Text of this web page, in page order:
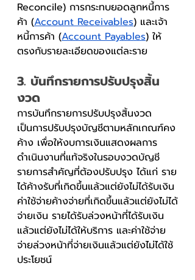
Reconcile) การกระทบยอดลูกหนี้การ
ค้า (Account Receivables) และเจ้า
หนี้การค้า (Account Payables) ให้
ตรงกับรายละเอียดของแต่ละราย
3. บันทึกรายการปรับปรุงสิ้น
งวด
การบันทึกรายการปรับปรุงสิ้นงวด
เป็นการปรับปรุงบัญชีตามหลักเกณฑ์คง
ค้าง เพื่อให้งบการเงินแสดงผลการ
ดำเนินงานที่แท้จริงในรอบงวดบัญชี
รายการสำคัญที่ต้องปรับปรุง ได้แก่ ราย
ได้ค้างรับที่เกิดขึ้นแล้วแต่ยังไม่ได้รับเงิน
ค่าใช้จ่ายค้างจ่ายที่เกิดขึ้นแล้วแต่ยังไม่ได้
จ่ายเงิน รายได้รับล่วงหน้าที่ได้รับเงิน
แล้วแต่ยังไม่ได้ให้บริการ และค่าใช้จ่าย
จ่ายล่วงหน้าที่จ่ายเงินแล้วแต่ยังไม่ได้ใช้
ประโยชน์